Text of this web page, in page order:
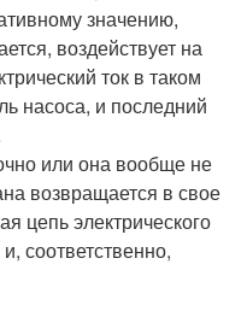
значению,
воздействует на
ток в таком
насоса, и последний
или она вообще не
возвращается в свое
цепь электрического
соответственно,